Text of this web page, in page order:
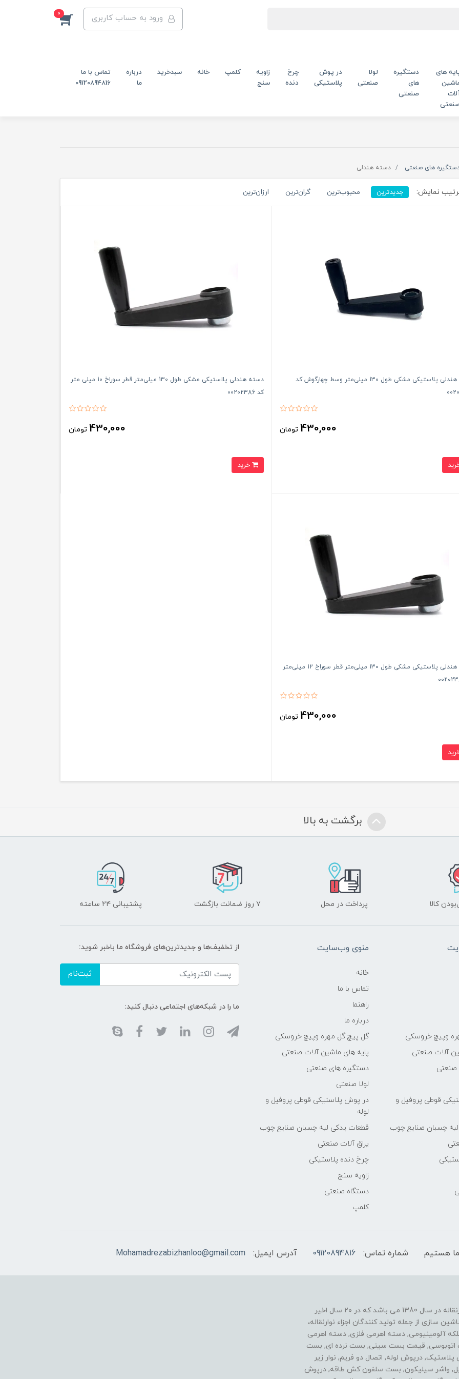
ورود به حساب کاربری 0
های
دستگیره
های
صنعتی
لولا
صنعتی
در پوش
پلاستیکی
چرخ
دنده
زاویه
سنج
کلمپ خانه سبدخرید
درباره
ما
تماس با ما
09120894816
های صنعتی دسته هندلی
نمایش: جدیدترین محبوب‌ترین گران‌ترین ارزان‌ترین
دسته هندلی پلاستیکی مشکی طول 130 میلی‌متر وسط چهارگوش کد
430,000 تومان
دسته هندلی پلاستیکی مشکی طول 130 میلی‌متر قطر سوراخ 10 میلی ‌متر
کد 00202386
430,000 تومان
خرید
دسته هندلی پلاستیکی مشکی طول 130 میلی‌متر قطر سوراخ 12 میلی‌متر
430,000 تومان
برگشت به بالا
کالا پرداخت در محل ۷ روز ضمانت بازگشت پشتیبانی ۲۴ ساعته
وپیچ خروسکی
آلات صنعتی
صنعتی
قوطی پروفیل و
چسبان صنایع چوب
منوی وب‌سایت
خانه
تماس با ما
راهنما
درباره ما
گل پیچ گل مهره وپیچ خروسکی
پایه های ماشین آلات صنعتی
دستگیره های صنعتی
لولا صنعتی
در پوش پلاستیکی قوطی پروفیل و
لوله
قطعات یدکی لبه چسبان صنایع چوب
یراق آلات صنعتی
چرخ دنده پلاستیکی
زاویه سنج
دستگاه صنعتی
کلمپ
از تخفیف‌ها و جدیدترین‌های فروشگاه ما باخبر شوید:
ثبت‌نام
ما را در شبکه‌های اجتماعی دنبال کنید:
شماره تماس: 09120894816 آدرس ایمیل: Mohamadrezabizhanloo@gmail.com
یکی از موفقیت های ما نوآوری در زمینه ساخت اجزاء نوارنقاله در سال 1380 می باشد که در ۲۰ سال اخیر
سازی از جمله تولید کنندگان اجزاء نوارنقاله،
آلومینیومی, دسته اهرمی فلزی, دسته اهرمی
اتوبوسی, قیمت بست سینی, بست نرده ای, بست
پلاستیک, درپوش لوله, اتصال دو فریم, نوار زیر
واشر سیلیکون, بست سلفون کش طاقه, درپوش